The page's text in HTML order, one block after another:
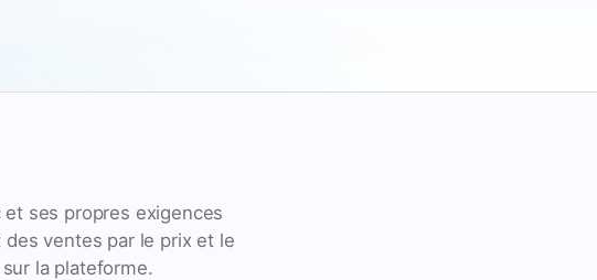
ses propres exigences
ventes par le prix et le
la plateforme.